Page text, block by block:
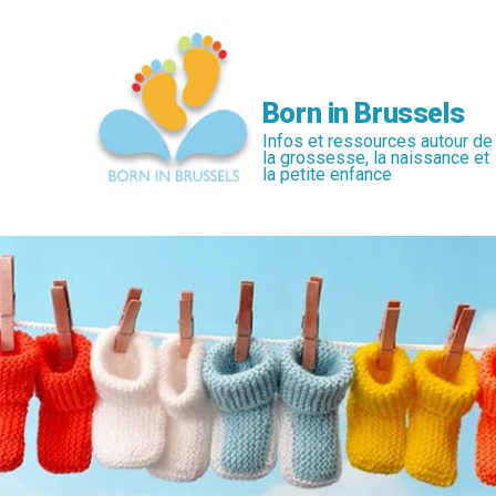
Born in Brussels
Infos et ressources autour de
la grossesse, la naissance et
la petite enfance